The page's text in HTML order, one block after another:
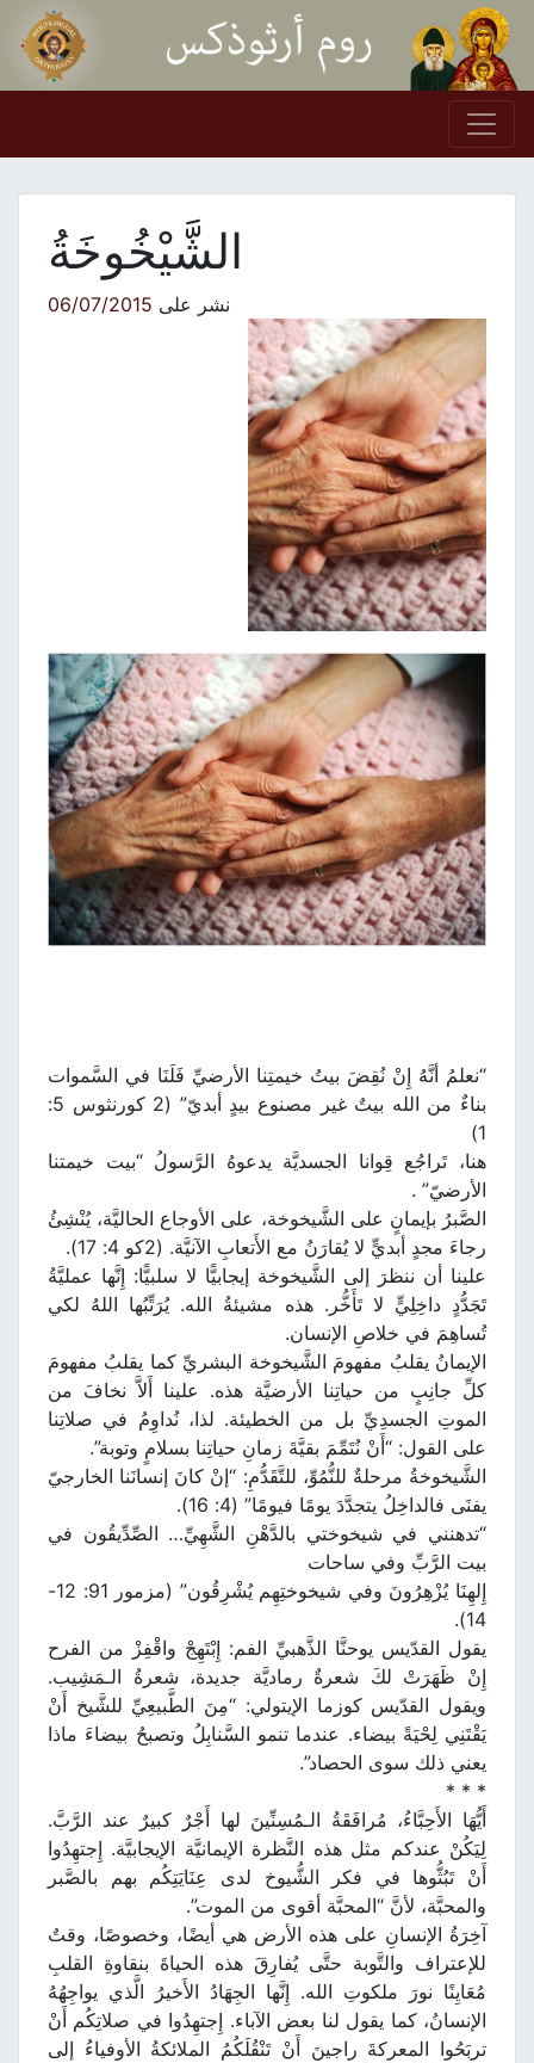
Skip to content
Main Navigation
الشَّيْخُوخَةُ
نشر على06/07/2015
“نعلمُ أنَّهُ إِنْ نُقِضَ بيتُ خيمتِنا الأرضيِّ فَلَنَا في السَّموات
هنا، تَراجُع قِوانا الجسديَّة يدعوهُ الرَّسولُ “بيت خيمتنا
الأرضيّ” .
الصَّبرُ بإيمانٍ على الشَّيخوخة، على الأوجاع الحاليَّة، يُنْشِئُ
رجاءَ مجدٍ أبديٍّ لا يُقارَنُ مع الأَتعابِ الآنيَّة. (2كو 4: 17).
علينا أن ننظرَ إلى الشَّيخوخة إيجابيًّا لا سلبيًّا: إِنَّها عمليَّةُ
تَجَدُّدٍ داخِلِيٍّ لا تَأَخُّر. هذه مشيئةُ الله. يُرَتِّبُها اللهُ لكي
تُساهِمَ في خلاصِ الإنسان.
الإيمانُ يقلبُ مفهومَ الشَّيخوخة البشريِّ كما يقلبُ مفهومَ
كلِّ جانِبٍ من حياتِنا الأرضيَّة هذه. علينا أَلاَّ نخافَ من
الموتِ الجسدِيِّ بل من الخطيئة. لذا، نُداوِمُ في صلاتِنا
على القول: “أَنْ نُتَمِّمَ بقيَّةَ زمانِ حياتِنا بسلامٍ وتوبة”.
الشَّيخوخةُ مرحلةٌ للنُّمُوِّ، للتَّقَدُّمِ: “إنْ كانَ إنسانَنا الخارجيّ
يفنَى فالداخِلُ يتجدَّدَ يومًا فيومًا” (4: 16).
“تدهنني في شيخوختي بالدَّهْنِ الشَّهِيِّ… الصِّدِّيقُون في
بيت الرَّبِّ وفي ساحات
إِلهِنَا يُزْهِرُونَ وفي شيخوختِهِم يُشْرِقُون” (مزمور 91: 12-
14).
يقول القدّيس يوحنَّا الذَّهبيِّ الفم: إِبْتَهِجْ واقْفِزْ من الفرح
إِنْ ظَهَرَتْ لكَ شعرةٌ رماديَّة جديدة، شعرةُ الـمَشِيب.
ويقول القدّيس كوزما الإيتولي: “مِنَ الطَّبيعِيِّ للشَّيخ أَنْ
يَقْتَنِي لِحْيَةً بيضاء. عندما تنمو السَّنابِلُ وتصبحُ بيضاءَ ماذا
يعني ذلك سوى الحصاد”.
* * *
أَيُّهَا الأَحِبَّاءُ، مُرافَقَةُ الـمُسِنِّينَ لها أَجْرٌ كبيرٌ عند الرَّبَّ.
لِيَكُنْ عندكم مثل هذه النَّظرة الإيمانيَّة الإيجابيَّة. إِجتهِدُوا
أَنْ تَبُثُّوها في فكر الشُّيوخ لدى عِنَايَتِكُم بهم بالصَّبر
والمحبَّة، لأنَّ “المحبَّة أقوى من الموت”.
آخِرَةُ الإنسانِ على هذه الأرض هي أيضًا، وخصوصًا، وقتٌ
للإعتراف والتَّوبة حتَّى يُفارِقَ هذه الحياةَ بنقاوةِ القلبِ
مُعَايِنًا نورَ ملكوتِ الله. إِنَّها الجِهَادُ الأَخيرُ الَّذي يواجِهُهُ
الإنسانُ، كما يقول لنا بعض الآباء. إِجتهِدُوا في صلاتِكُم أَنْ
تربَحُوا المعركةَ راجينَ أَنْ تَنْقُلَكُمُ الملائكةُ الأوفياءُ إلى